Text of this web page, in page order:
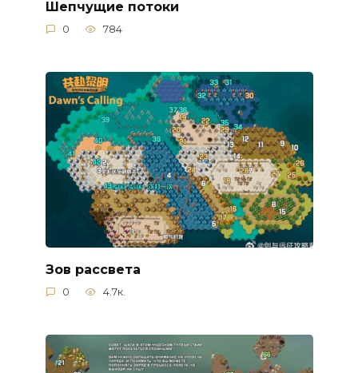
Шепчущие потоки
0 784
Зов рассвета
0 4.7к.